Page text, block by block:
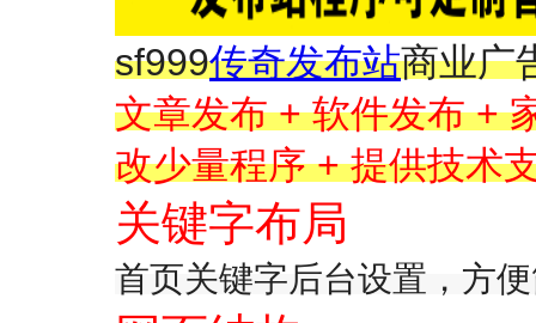
sf999传奇发布站商业广
文章发布 + 软件发布 +
改少量程序 + 提供技术
关键字布局
首页关键字后台设置，方